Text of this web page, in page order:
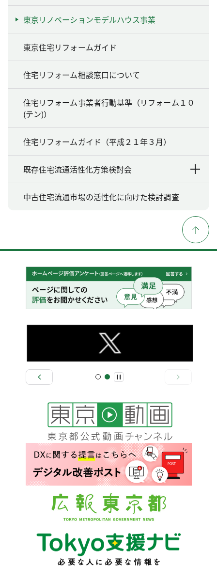
東京リノベーションモデルハウス事業
東京住宅リフォームガイド
住宅リフォーム相談窓口について
住宅リフォーム事業者行動基準（リフォーム１０
(テン)）
住宅リフォームガイド（平成２１年３月）
既存住宅流通活性化方策検討会
中古住宅流通市場の活性化に向けた検討調査